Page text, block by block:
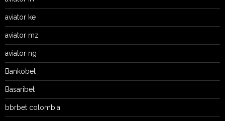
aviator ke
aviator mz
aviator ng
Bankobet
Basaribet
bbrbet colombia